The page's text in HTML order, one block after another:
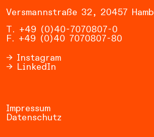
Versmannstraße 32, 20457
T. +49 (0)40-7070807-0
F. +49 (0)40 7070807-80
Instagram
LinkedIn
Impressum
Datenschutz